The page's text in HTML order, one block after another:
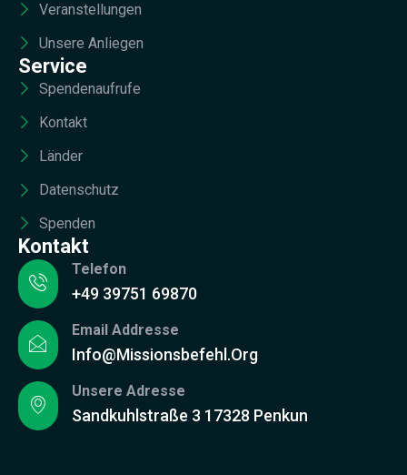
Veranstellungen
Unsere Anliegen
Service
Spendenaufrufe
Kontakt
Länder
Datenschutz
Spenden
Kontakt
Telefon
+49 39751 69870
Email Addresse
Info@missionsbefehl.org
Unsere Adresse
Sandkuhlstraße 3 17328 Penkun